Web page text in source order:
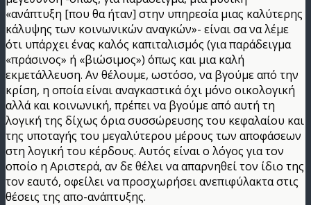
«ανάπτυξη [που θα ήταν] στην υπηρεσία μιας καλύτερης
κάλυψης των κοινωνικών αναγκών»- είναι σα να λέμε
ότι υπάρχει ένας καλός καπιταλισμός (για παράδειγμα
«πράσινος» ή «βιώσιμος») όπως και μια καλή
εκμετάλλευση. Αν θέλουμε, ωστόσο, να βγούμε από την
κρίση, η οποία είναι αναγκαστικά όχι μόνο οικολογική
αλλά και κοινωνική, πρέπει να βγούμε από αυτή τη
λογική της δίχως όρια συσσώρευσης του κεφαλαίου και
της υποταγής του μεγαλύτερου μέρους των αποφάσεων
στη λογική του κέρδους. Αυτός είναι ο λόγος για τον
οποίο η Αριστερά, αν δε θέλει να απαρνηθεί τον ίδιο της
τον εαυτό, οφείλει να προσχωρήσει ανεπιφύλακτα στις
θέσεις της απο-ανάπτυξης.